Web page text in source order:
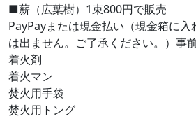
■薪（広葉樹）1束800円で販売
PayPayまたは現金払い（現金箱に
は出ません。ご了承ください。）事
着火剤
着火マン
焚火用手袋
焚火用トング